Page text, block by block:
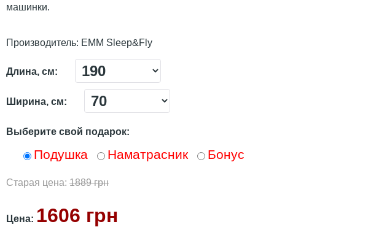
машинки.
Производитель: ЕММ Sleep&Fly
Длина, см:
Ширина, см:
Выберите свой подарок:
Подушка Наматрасник Бонус
Старая цена: 1889 грн
Цена: 1606 грн